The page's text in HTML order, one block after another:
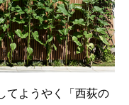
てようやく「西荻の